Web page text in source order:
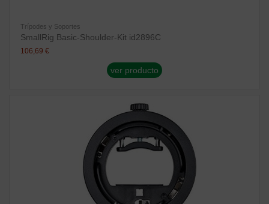
Trípodes y Soportes
SmallRig Basic-Shoulder-Kit id2896C
106,69 €
ver producto